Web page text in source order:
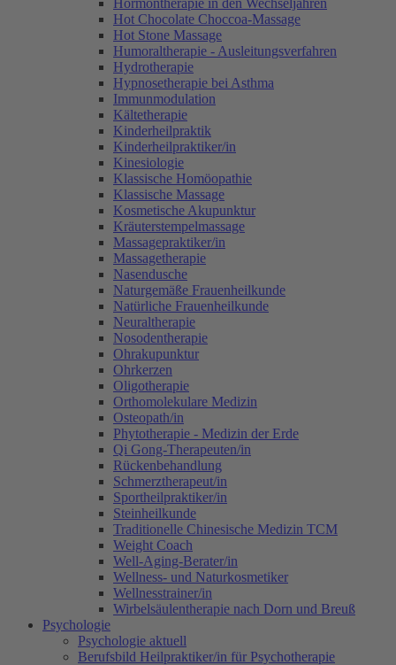
Hormontherapie in den Wechseljahren
Hot Chocolate Choccoa-Massage
Hot Stone Massage
Humoraltherapie - Ausleitungsverfahren
Hydrotherapie
Hypnosetherapie bei Asthma
Immunmodulation
Kältetherapie
Kinderheilpraktik
Kinderheilpraktiker/in
Kinesiologie
Klassische Homöopathie
Klassische Massage
Kosmetische Akupunktur
Kräuterstempelmassage
Massagepraktiker/in
Massagetherapie
Nasendusche
Naturgemäße Frauenheilkunde
Natürliche Frauenheilkunde
Neuraltherapie
Nosodentherapie
Ohrakupunktur
Ohrkerzen
Oligotherapie
Orthomolekulare Medizin
Osteopath/in
Phytotherapie - Medizin der Erde
Qi Gong-Therapeuten/in
Rückenbehandlung
Schmerztherapeut/in
Sportheilpraktiker/in
Steinheilkunde
Traditionelle Chinesische Medizin TCM
Weight Coach
Well-Aging-Berater/in
Wellness- und Naturkosmetiker
Wellnesstrainer/in
Wirbelsäulentherapie nach Dorn und Breuß
Psychologie
Psychologie aktuell
Berufsbild Heilpraktiker/in für Psychotherapie